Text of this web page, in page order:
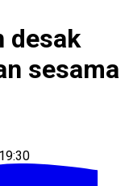
desak
sesama